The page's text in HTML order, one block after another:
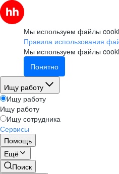
Мы используем файлы
Правила использования
Мы используем файлы
Понятно
Ищу работу
Ищу работу
Ищу работу
Ищу сотрудника
Сервисы
Помощь
Ещё
Поиск